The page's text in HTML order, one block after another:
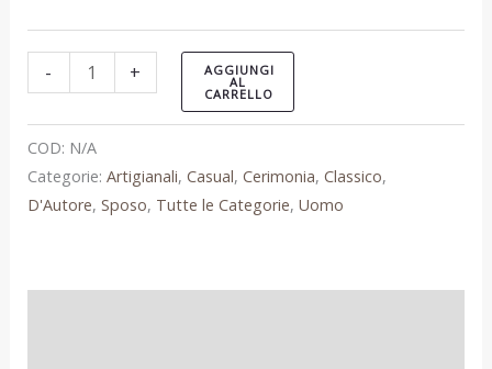
- + AGGIUNGI
AL
CARRELLO
COD: N/A
Categorie: Artigianali, Casual, Cerimonia, Classico,
D'Autore, Sposo, Tutte le Categorie, Uomo